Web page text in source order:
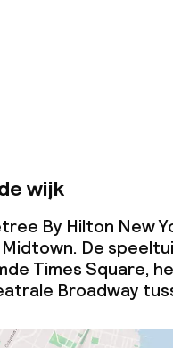
rookvrij
wijk
By Hilton New
De
Times Square,
Broadway